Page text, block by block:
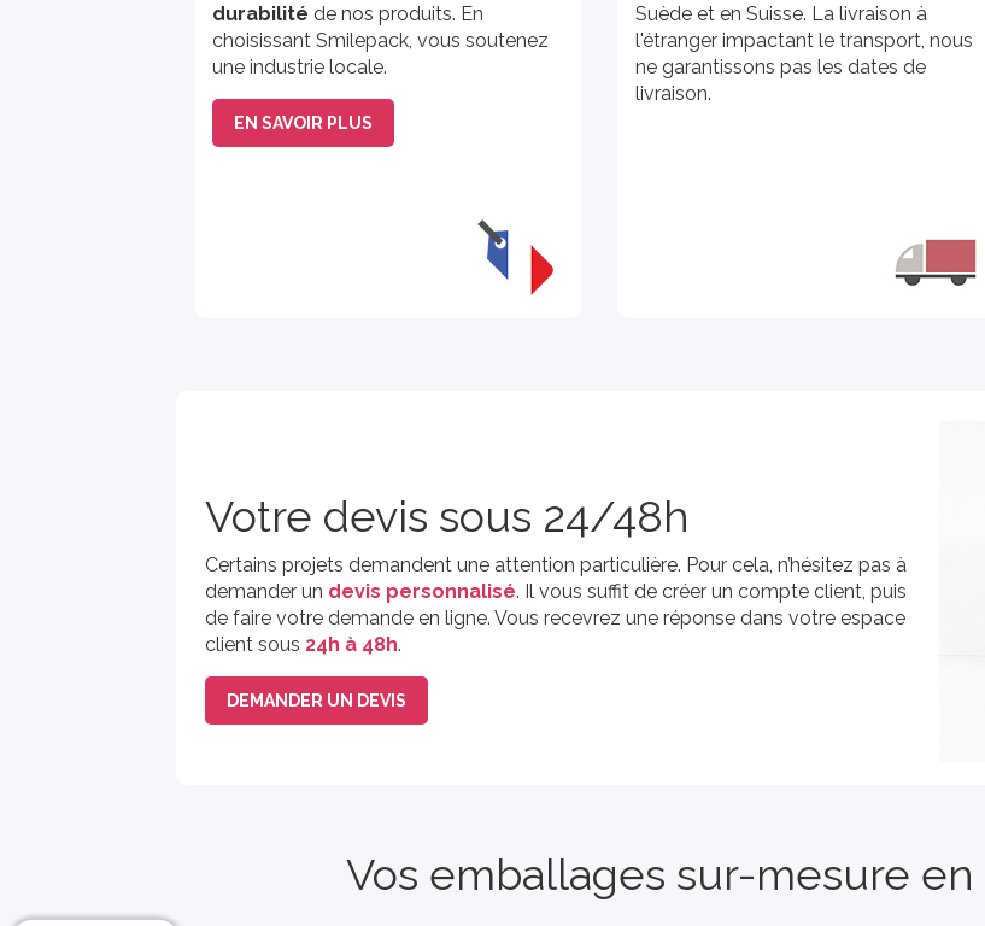
durabilité de nos produits. En
choisissant Smilepack, vous soutenez
une industrie locale.
EN SAVOIR PLUS
Suède et en Suisse. La livraison à
l'étranger impactant le transport, nous
ne garantissons pas les dates de
livraison.
Votre devis sous 24/48h
Certains projets demandent une attention particulière. Pour cela, n’hésitez pas à
demander un devis personnalisé. Il vous suffit de créer un compte client, puis
de faire votre demande en ligne. Vous recevrez une réponse dans votre espace
client sous 24h à 48h.
DEMANDER UN DEVIS
Vos emballages sur-mesure en